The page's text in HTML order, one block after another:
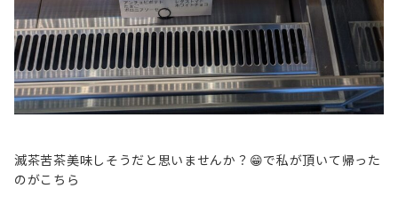
滅茶苦茶美味しそうだと思いませんか？😁で私が頂いて帰った
のがこちら